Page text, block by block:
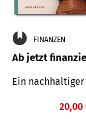
FINANZEN
Ab jetzt
Ein
20,00